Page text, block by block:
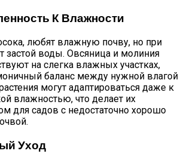
К Влажности
любят влажную почву, но при
застой воды. Овсяница и молиния
на слегка влажных участках,
баланс между нужной влагой
могут адаптироваться даже к
влажностью, что делает их
для садов с недостаточно хорошо
Уход